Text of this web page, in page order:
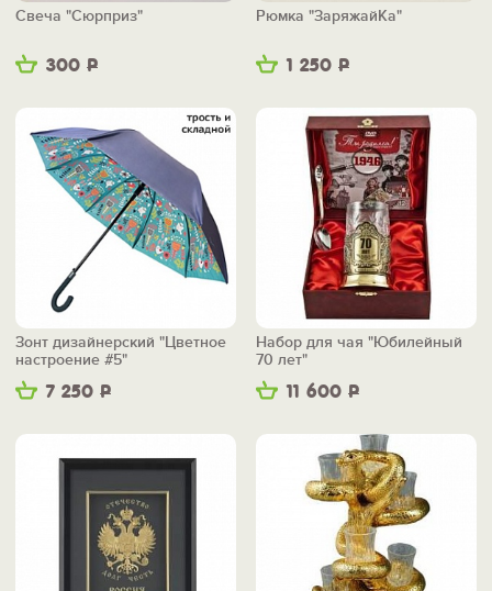
300 Р
Свеча "Сюрприз"
1 250 Р
Рюмка "ЗаряжайКа"
7 250 Р
Зонт дизайнерский "Цветное
настроение #5"
11 600 Р
Набор для чая "Юбилейный
70 лет"